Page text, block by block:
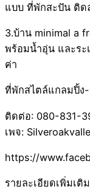
แบบ ที่พักสะปัน ติด
3.บ้าน minimal a
พร้อมน้ำอุ่น และระ
ค่า
ที่พักสไตล์แกลมปิ้ง
ติดต่อ: 080-831-
เพจ:
https://
รายละเอียดเพิ่มเติม